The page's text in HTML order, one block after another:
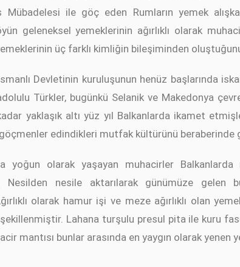
Mübadelesi ile göç eden Rumların yemek
geleneksel yemeklerinin ağırlıklı olarak
üç farklı kimliğin bileşiminden
Devletinin kuruluşunun henüz başlarında
Türkler, bugünkü Selanik ve Makedonya
yaklaşık altı yüz yıl Balkanlarda ikamet
edindikleri mutfak kültürünü beraberinde
yoğun olarak yaşayan muhacirler Balkanlarda
Nesilden nesile aktarılarak günümüze
olarak hamur işi ve meze ağırlıklı olan
Lahana turşulu presul pita ile kuru
mantısı bunlar arasında en yaygın olarak yenen